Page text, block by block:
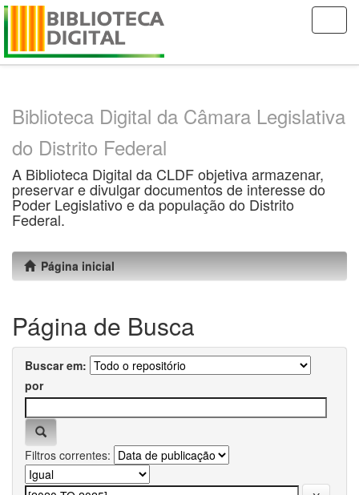
Skip
Biblioteca Digital da Câmara Legislativa
do Distrito Federal
A Biblioteca Digital da CLDF objetiva armazenar,
preservar e divulgar documentos de interesse do
Poder Legislativo e da população do Distrito
Federal.
Página inicial
Página de Busca
Buscar em:
por
Filtros correntes: